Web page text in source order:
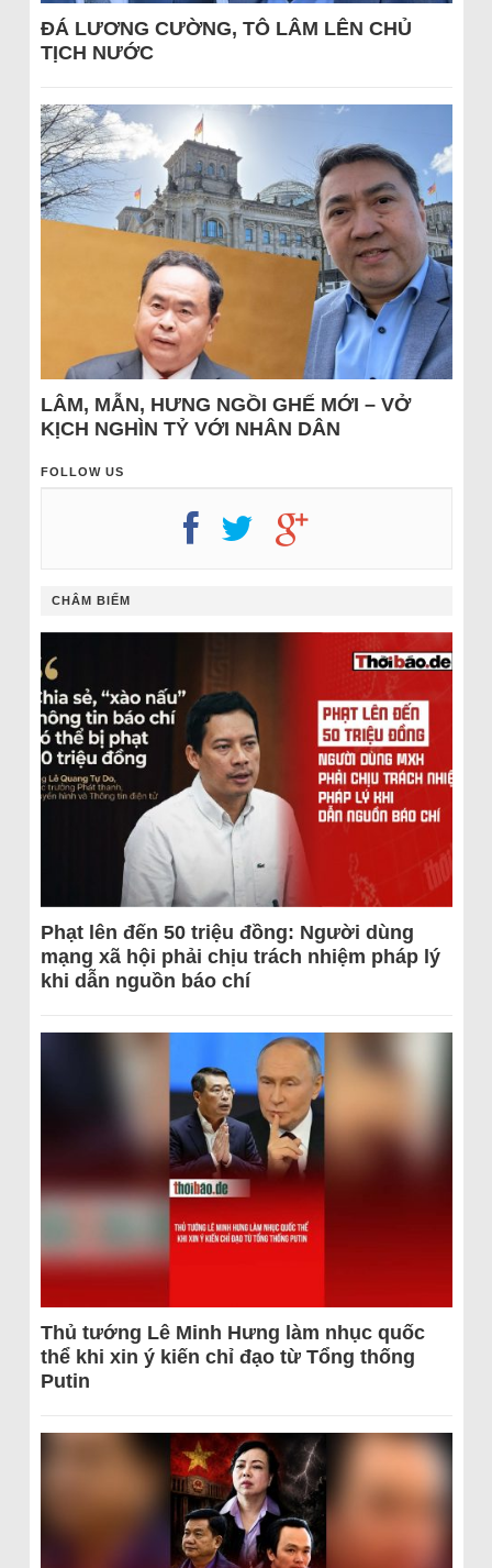
ĐÁ LƯƠNG CƯỜNG, TÔ LÂM LÊN CHỦ
TỊCH NƯỚC
LÂM, MẪN, HƯNG NGỒI GHẾ MỚI – VỞ
KỊCH NGHÌN TỶ VỚI NHÂN DÂN
FOLLOW US
CHÂM BIẾM
Phạt lên đến 50 triệu đồng: Người dùng
mạng xã hội phải chịu trách nhiệm pháp lý
khi dẫn nguồn báo chí
Thủ tướng Lê Minh Hưng làm nhục quốc
thể khi xin ý kiến chỉ đạo từ Tổng thống
Putin